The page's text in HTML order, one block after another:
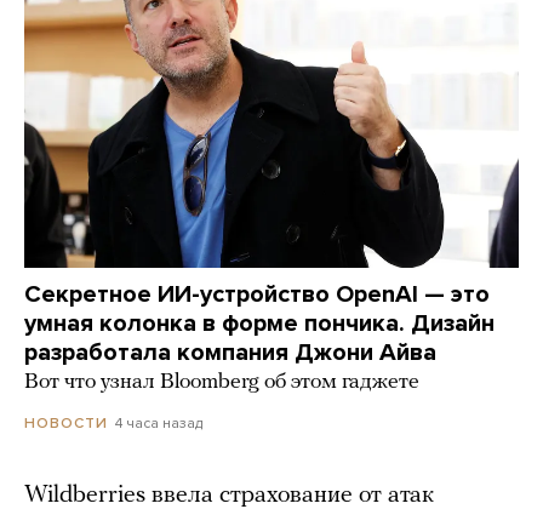
Секретное ИИ-устройство OpenAI — это
умная колонка в форме пончика. Дизайн
разработала компания Джони Айва
Вот что узнал Bloomberg об этом гаджете
НОВОСТИ 4 часа назад
Wildberries ввела страхование от атак